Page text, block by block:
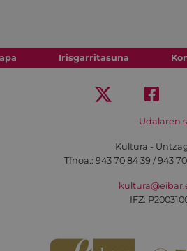
Irisgarritasuna
Udalaren
Kultura -
Tfnoa.: 943 70 84 39 / 943
IFZ: